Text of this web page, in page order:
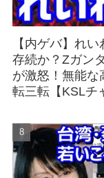
【内ゲバ】れ
存続か？Zガン
が激怒！無能な
転三転【KSLチ